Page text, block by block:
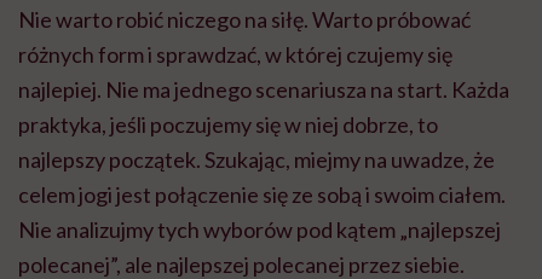
Nie warto robić niczego na siłę. Warto próbować
różnych form i sprawdzać, w której czujemy się
najlepiej. Nie ma jednego scenariusza na start. Każda
praktyka, jeśli poczujemy się w niej dobrze, to
najlepszy początek. Szukając, miejmy na uwadze, że
celem jogi jest połączenie się ze sobą i swoim ciałem.
Nie analizujmy tych wyborów pod kątem „najlepszej
polecanej”, ale najlepszej polecanej przez siebie.